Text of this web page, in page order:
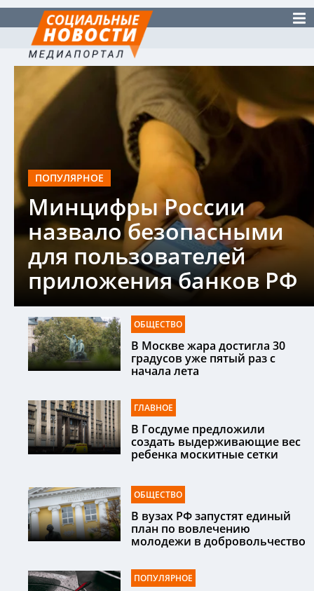
ПОПУЛЯРНОЕ
Минцифры России
назвало безопасными
для пользователей
приложения банков РФ
ОБЩЕСТВО
В Москве жара достигла 30
градусов уже пятый раз с
начала лета
ГЛАВНОЕ
В Госдуме предложили
создать выдерживающие вес
ребенка москитные сетки
ОБЩЕСТВО
В вузах РФ запустят единый
план по вовлечению
молодежи в добровольчество
ПОПУЛЯРНОЕ